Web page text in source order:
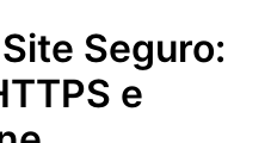
Seguro:
e